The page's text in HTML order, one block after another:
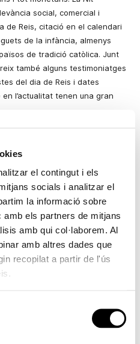
el contingut i els
socials i analitzar el
la informació sobre
els partners de mitjans
amb qui col·laborem. Al
amb altres dades que
recopilat a partir de l'ús
social, comercial i
de Reis, citació en el calendari
de la infància, almenys
de tradició catòlica. Junt
també alguns testimoniatges
del dia de Reis i dates
l’actualitat tenen una gran
amb els records de distintes
desperte l’interés dels
a la Bíblia, on apareixen
en l’Evangeli segons sant
de majestats ni tampoc
més ancestral en parla d’un
Eren portadors de tres
el seu origen reial), encens (que